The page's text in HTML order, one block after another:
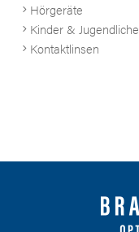
Hörgeräte
Kinder & Jugendliche
Kontaktlinsen